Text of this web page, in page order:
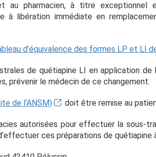
au pharmacien, à titre exceptionnel
à libération immédiate en
d’équivalence des formes LP et LI
de quétiapine LI en application de
prévenir le médecin de ce changement.
de l’ANSM) doit être remise au
autorisées pour effectuer la sous-
ces préparations de quétiapine